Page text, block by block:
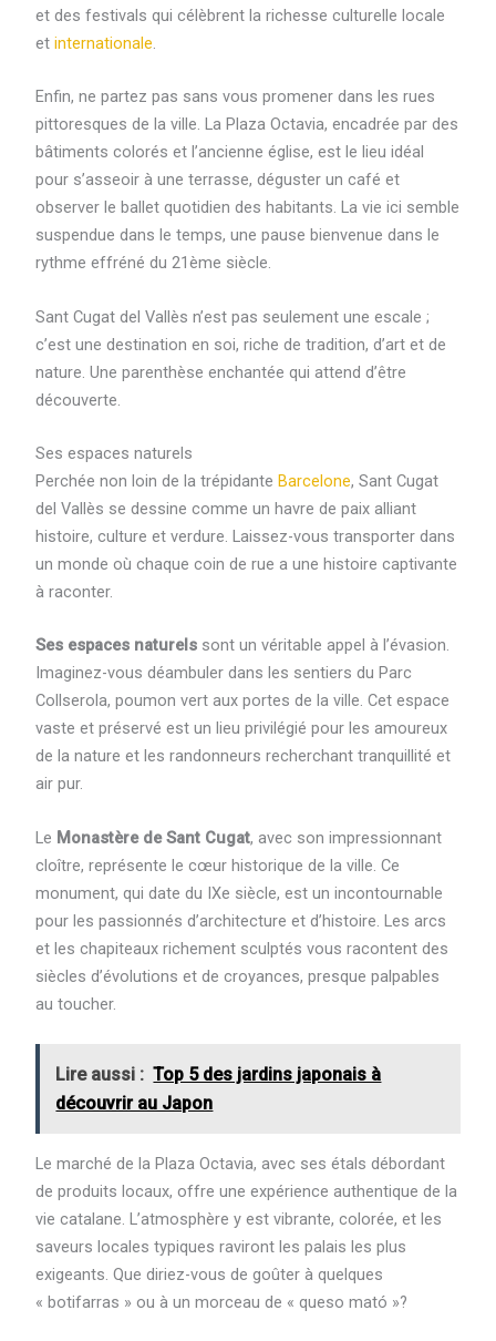
et des festivals qui célèbrent la richesse culturelle locale
et internationale.
Enfin, ne partez pas sans vous promener dans les rues
pittoresques de la ville. La Plaza Octavia, encadrée par des
bâtiments colorés et l’ancienne église, est le lieu idéal
pour s’asseoir à une terrasse, déguster un café et
observer le ballet quotidien des habitants. La vie ici semble
suspendue dans le temps, une pause bienvenue dans le
rythme effréné du 21ème siècle.
Sant Cugat del Vallès n’est pas seulement une escale ;
c’est une destination en soi, riche de tradition, d’art et de
nature. Une parenthèse enchantée qui attend d’être
découverte.
Ses espaces naturels
Perchée non loin de la trépidante Barcelone, Sant Cugat
del Vallès se dessine comme un havre de paix alliant
histoire, culture et verdure. Laissez-vous transporter dans
un monde où chaque coin de rue a une histoire captivante
à raconter.
Ses espaces naturelssont un véritable appel à l’évasion.
Imaginez-vous déambuler dans les sentiers du Parc
Collserola, poumon vert aux portes de la ville. Cet espace
vaste et préservé est un lieu privilégié pour les amoureux
de la nature et les randonneurs recherchant tranquillité et
air pur.
Le Monastère de Sant Cugat, avec son impressionnant
cloître, représente le cœur historique de la ville. Ce
monument, qui date du IXe siècle, est un incontournable
pour les passionnés d’architecture et d’histoire. Les arcs
et les chapiteaux richement sculptés vous racontent des
siècles d’évolutions et de croyances, presque palpables
au toucher.
Lire aussi : Top 5 des jardins japonais à
découvrir au Japon
Le marché de la Plaza Octavia, avec ses étals débordant
de produits locaux, offre une expérience authentique de la
vie catalane. L’atmosphère y est vibrante, colorée, et les
saveurs locales typiques raviront les palais les plus
exigeants. Que diriez-vous de goûter à quelques
« botifarras » ou à un morceau de « queso mató »?